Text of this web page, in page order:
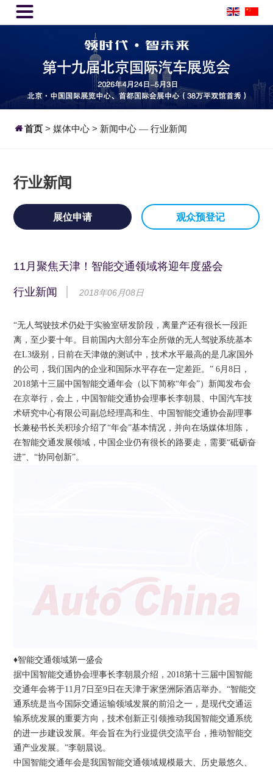

首页 > 媒体中心 > 新闻中心 —行业新闻
行业新闻
展位申请 观众预登记
11月聚焦天津！智能交通领域将迎年度盛会
行业新闻 2018年06月08日
“无人驾驶技术仍处于实验室研发阶段，离量产还有很长一段距
离，至少要十年。目前国内大部分车企所做的无人驾驶系统基本
在L3级别，日前在天津做的测试中，技术水平最高的是几家国外
的公司，我们国内的企业和国际水平存在一定差距。” 6月8日，
2018第十三届中国智能交通年会（以下简称“年会”）新闻发布会
在京举行，会上，中国智能交通协会理事长李朝晨、中国汽车技
术研究中心有限公司副总经理高和生、中国智能交通协会副理事
长兼秘书长关积珍介绍了“年会”基本情况，并向在场媒体坦陈，
在智能交通发展领域，中国企业仍有很长的路要走，需要“砥砺奋
进”、“协同创新”。
♦智能交通领域第一盛会
据中国智能交通协会理事长李朝晨介绍，2018第十三届中国智能
交通年会将于11月7日至9日在天津于家堡洲际酒店举办。“智能交
通系统是当今国际交通运输领域发展的前沿之一，是现代交通运
输系统发展的重要方向，技术创新正引领推动我国智能交通系统
的进一步建设发展。年会旨在为行业提供交流平台，推动智能交
通产业发展。”李朝晨说。
中国智能交通年会是我国智能交通领域规模最大、历史最悠久、